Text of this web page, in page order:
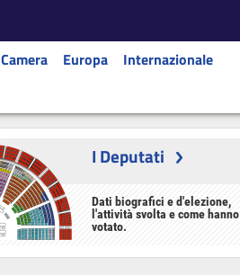
Europa
Internazionale
I Deputati
Dati biografici e d'elezione,
l'attività svolta e come hanno
votato.